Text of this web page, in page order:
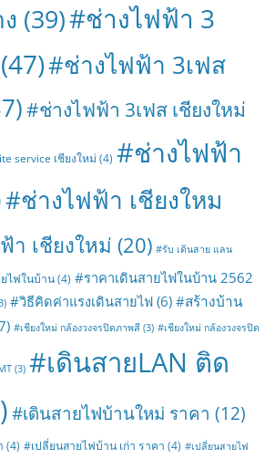
(39)#ช่างไฟฟ้า 3
(47)#ช่างไฟฟ้า 3เฟส
#ช่างไฟฟ้า 3เฟส เชียงใหม่
service เชียงใหม่ (4) #ช่างไฟฟ้า
#ช่างไฟฟ้า เชียงใหม
า เชียงใหม่ (20) #รับ เดินสาย แลน
ไฟในบ้าน(4) #ราคาเดินสายไฟในบ้าน 2562
#วิธีคิดค่าแรงเดินสายไฟ (6) #สร้างบ้าน
#เชียงใหม่ กล้องวงจรปิดภาพสี (3) #เชียงใหม่ กล้องวงจรปิด
(3) #เดินสายLAN ติด
#เดินสายไฟบ้านใหม่ ราคา (12)
(4) #เปลี่ยนสายไฟบ้าน เก่า ราคา (4) #เปลี่ยนสายไฟ